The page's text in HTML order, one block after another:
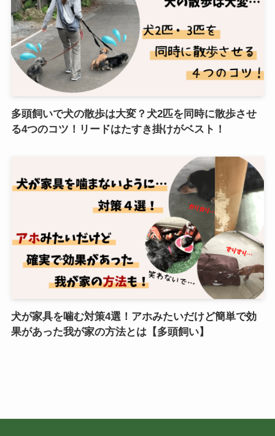
多頭飼いで犬の散歩は大変？犬2匹を同時に散歩させ
る4つのコツ！リードはたすき掛けがベスト！
犬が家具を噛む対策4選！アホみたいだけど簡単で効
果があった我が家の方法とは【多頭飼い】